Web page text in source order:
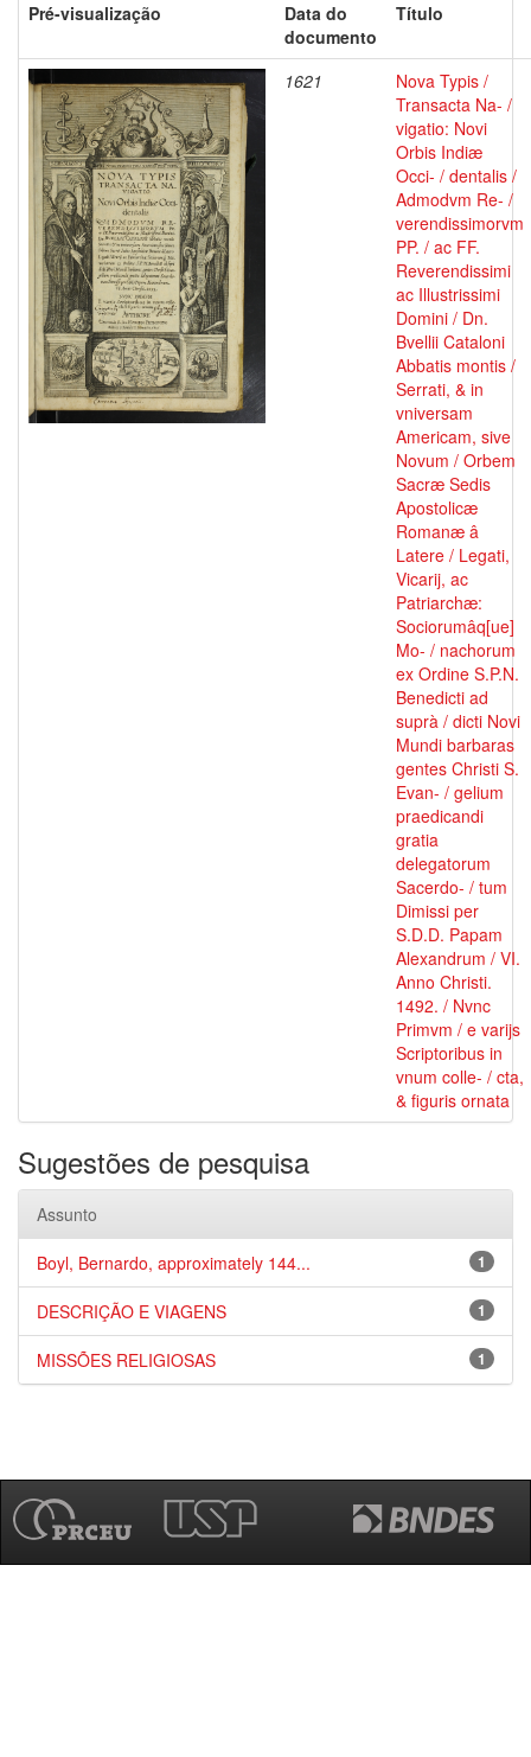
Pré-visualização
Data do
documento
Título
1621
Nova Typis /
Transacta Na- /
vigatio: Novi
Orbis Indiæ
Occi- / dentalis /
Admodvm Re- /
verendissimorvm
PP. / ac FF.
Reverendissimi
ac Illustrissimi
Domini / Dn.
Bvellii Cataloni
Abbatis montis /
Serrati, & in
vniversam
Americam, sive
Novum / Orbem
Sacræ Sedis
Apostolicæ
Romanæ â
Latere / Legati,
Vicarij, ac
Patriarchæ:
Sociorumâq[ue]
Mo- / nachorum
ex Ordine S.P.N.
Benedicti ad
suprà / dicti Novi
Mundi barbaras
gentes Christi S.
Evan- / gelium
praedicandi
gratia
delegatorum
Sacerdo- / tum
Dimissi per
S.D.D. Papam
Alexandrum / VI.
Anno Christi.
1492. / Nvnc
Primvm / e varijs
Scriptoribus in
vnum colle- / cta,
& figuris ornata
Sugestões de pesquisa
Assunto
1
Boyl, Bernardo, approximately 144...
1
DESCRIÇÃO E VIAGENS
1
MISSÕES RELIGIOSAS